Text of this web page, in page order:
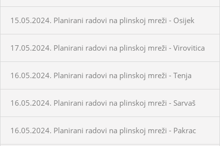
15.05.2024. Planirani radovi na plinskoj mreži - Osijek
17.05.2024. Planirani radovi na plinskoj mreži - Virovitica
16.05.2024. Planirani radovi na plinskoj mreži - Tenja
16.05.2024. Planirani radovi na plinskoj mreži - Sarvaš
16.05.2024. Planirani radovi na plinskoj mreži - Pakrac